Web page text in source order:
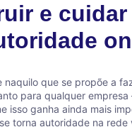
e cuidar
naquilo que se propõe a
para qualquer
isso ganha ainda mais
torna autoridade na rede